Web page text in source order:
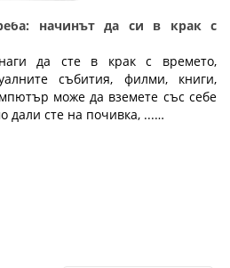
начинът да си в крак с
да сте в крак с времето,
събития, филми, книги,
може да вземете със себе
дали сте на почивка, ...…